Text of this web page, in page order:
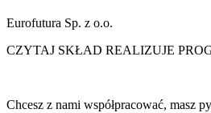
Eurofutura Sp. z o.o.
CZYTAJ SKŁAD REALIZUJE
Chcesz z nami współpracować, masz